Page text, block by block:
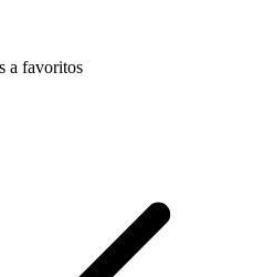
a favoritos